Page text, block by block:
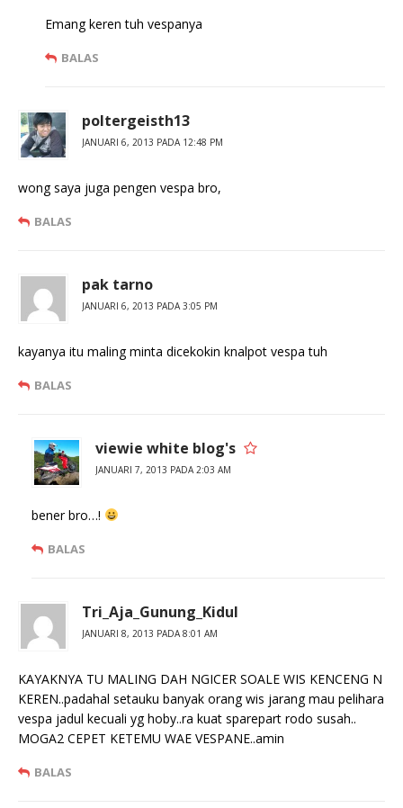
Emang keren tuh vespanya
BALAS
poltergeisth13
JANUARI 6, 2013 PADA 12:48 PM
wong saya juga pengen vespa bro,
BALAS
pak tarno
JANUARI 6, 2013 PADA 3:05 PM
kayanya itu maling minta dicekokin knalpot vespa tuh
BALAS
viewie white blog's
JANUARI 7, 2013 PADA 2:03 AM
bener bro…!
BALAS
Tri_Aja_Gunung_Kidul
JANUARI 8, 2013 PADA 8:01 AM
KAYAKNYA TU MALING DAH NGICER SOALE WIS KENCENG N
KEREN..padahal setauku banyak orang wis jarang mau pelihara
vespa jadul kecuali yg hoby..ra kuat sparepart rodo susah..
MOGA2 CEPET KETEMU WAE VESPANE..amin
BALAS